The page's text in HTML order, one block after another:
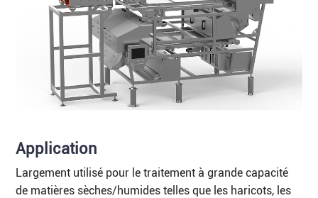
Application
Largement utilisé pour le traitement à grande capacité
de matières sèches/humides telles que les haricots, les